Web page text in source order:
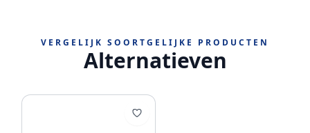
VERGELIJK SOORTGELIJKE PRODUCTEN
Alternatieven